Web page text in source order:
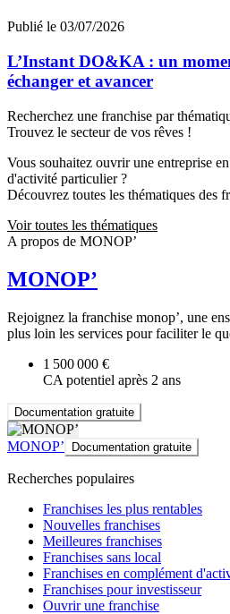
Publié le 03/07/2026
L’Instant DO&KA : un
échanger et avancer
Recherchez une franchise par
Trouvez le secteur de vos rêves !
Vous souhaitez ouvrir une entreprise
d'activité particulier ?
Découvrez toutes les thématiques des
Voir toutes les thématiques
A propos de MONOP’
MONOP’
Rejoignez la franchise monop’, une
plus loin les services pour faciliter le
1 500 000 €
CA potentiel après 2 ans
Documentation gratuite
MONOP’ Documentation gratuite
Recherches populaires
Franchises les plus rentables
Nouvelles franchises
Meilleures franchises
Franchises sans local
Franchises en complément
Franchises pour investisseur
Ouvrir une franchise